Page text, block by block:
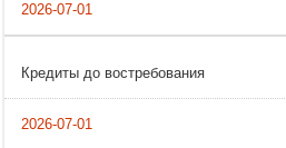
Кредиты до востребования